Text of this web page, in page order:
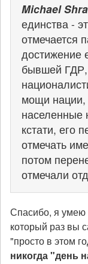
Michael
единства -
отмечается
достижение
бывшей
мощи нации,
кстати, его
отмечать
потом
отмечали
Спасибо, я умею
который раз вы
"просто в этом
никогда "день